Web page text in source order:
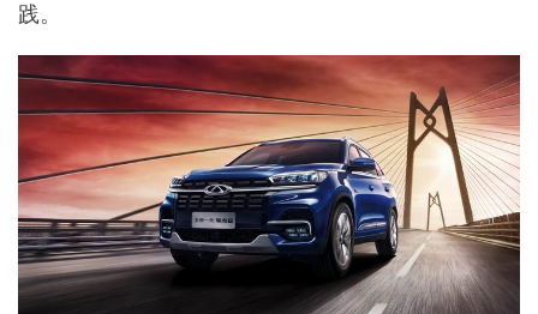
践。